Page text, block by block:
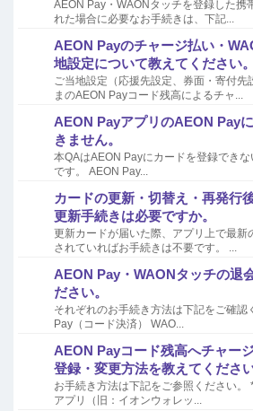
AEON Pay・WAONタッチを登録した携
れた場合に必要なお手続きは、下記...
AEON Payのチャージ払い・
地設定について教えてください。
ご当地設定（応援先設定、券面・寄付先
まのAEON Payコード残高によるチャ...
AEON PayアプリのAEON Pay
きません。
本QAはAEON Payにカードを登録でき
です。 AEON Pay...
カードの更新・切替え・再発行
更新手続きは必要ですか。
更新カードが届いた際、アプリ上で最新
されていればお手続きは不要です。 ...
AEON Pay・WAONタッチの退
ださい。
それぞれのお手続き方法は下記をご確認
Pay（コード決済） WAO...
AEON Payコード残高へチャー
登録・変更方法を教えてください
お手続き方法は下記をご参照ください。
アプリ（旧：イオンウォレッ...